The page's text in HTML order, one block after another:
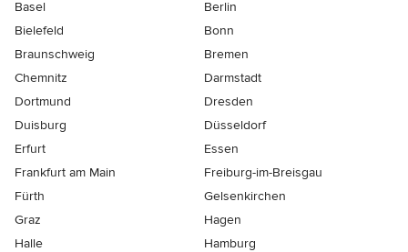
Basel
Berlin
Bielefeld
Bonn
Braunschweig
Bremen
Chemnitz
Darmstadt
Dortmund
Dresden
Duisburg
Düsseldorf
Erfurt
Essen
Frankfurt am Main
Freiburg-im-Breisgau
Fürth
Gelsenkirchen
Graz
Hagen
Halle
Hamburg